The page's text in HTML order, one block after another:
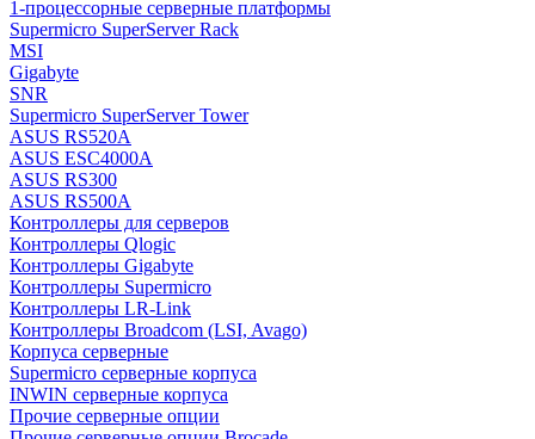
1-процессорные серверные платформы
Supermicro SuperServer Rack
MSI
Gigabyte
SNR
Supermicro SuperServer Tower
ASUS RS520A
ASUS ESC4000A
ASUS RS300
ASUS RS500A
Контроллеры для серверов
Контроллеры Qlogic
Контроллеры Gigabyte
Контроллеры Supermicro
Контроллеры LR-Link
Контроллеры Broadcom (LSI, Avago)
Корпуса серверные
Supermicro серверные корпуса
INWIN серверные корпуса
Прочие серверные опции